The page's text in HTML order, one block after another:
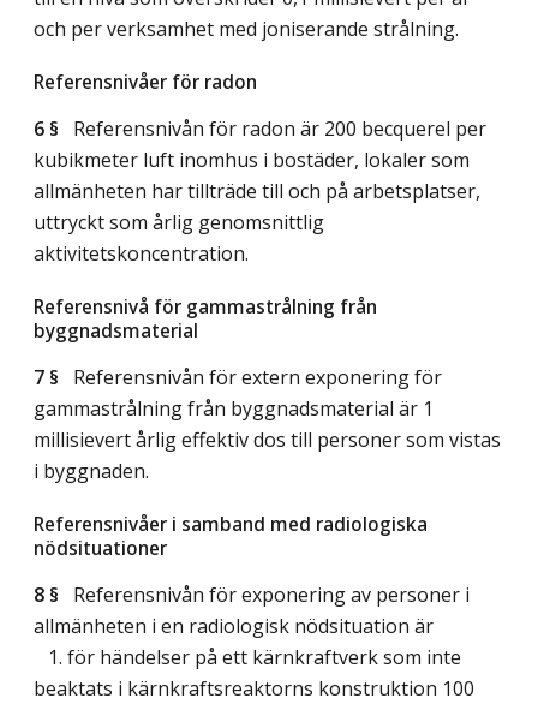
och per verksamhet med joniserande strålning.
Referensnivåer för radon
6 § Referensnivån för radon är 200 becquerel per
kubikmeter luft inomhus i bostäder, lokaler som
allmänheten har tillträde till och på arbetsplatser,
uttryckt som årlig genomsnittlig
aktivitetskoncentration.
Referensnivå för gammastrålning från
byggnadsmaterial
7 § Referensnivån för extern exponering för
gammastrålning från byggnadsmaterial är 1
millisievert årlig effektiv dos till personer som vistas
i byggnaden.
Referensnivåer i samband med radiologiska
nödsituationer
8 § Referensnivån för exponering av personer i
allmänheten i en radiologisk nödsituation är
1. för händelser på ett kärnkraftverk som inte
beaktats i kärnkraftsreaktorns konstruktion 100